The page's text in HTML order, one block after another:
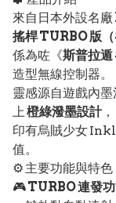
來自日本外設名廠
搖桿 TURBO 版
係為咗《斯普拉
造型無線控制器。
靈感源自遊戲內
上橙綠潑墨設計，
印有烏賊少女
值。
⚙️ 主要功能與特色
🎮TURBO 連發